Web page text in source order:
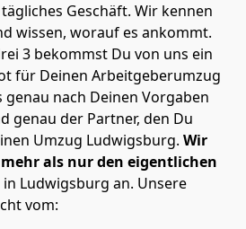
Geschäft. Wir kennen
wissen, worauf es ankommt.
3 bekommst Du von uns ein
für Deinen Arbeitgeberumzug
nach Deinen Vorgaben
genau der Partner, den Du
Umzug Ludwigsburg. Wir
als nur den eigentlichen
in Ludwigsburg an. Unsere
vom: